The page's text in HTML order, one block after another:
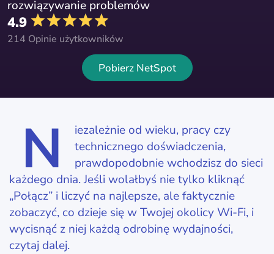
rozwiązywanie problemów
4.9
214 Opinie użytkowników
Pobierz NetSpot
N
iezależnie od wieku, pracy czy
technicznego doświadczenia,
prawdopodobnie wchodzisz do sieci
każdego dnia. Jeśli wolałbyś nie tylko kliknąć
„Połącz” i liczyć na najlepsze, ale faktycznie
zobaczyć, co dzieje się w Twojej okolicy Wi‑Fi, i
wycisnąć z niej każdą odrobinę wydajności,
czytaj dalej.